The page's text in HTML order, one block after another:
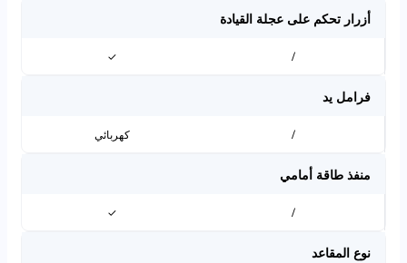
أزرار تحكم على عجلة القيادة
/
✓
فرامل يد
/ كهربائي
منفذ طاقة أمامي
/
✓
نوع المقاعد